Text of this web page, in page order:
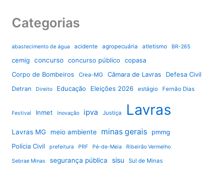
Categorias
abastecimento de água acidente agropecuária atletismo BR-265
cemig concurso concurso público
copasa
Corpo de Bombeiros
Crea-MG Câmara de Lavras Defesa Civil
Detran Direito Educação Eleições 2026 estágio Fernão Dias
Festival Inmet Inovação ipva Justiça Lavras
Lavras MG meio ambiente minas gerais
pmmg
Polícia Civil
prefeitura PRF Pé-de-Meia Ribeirão Vermelho
Sebrae Minas segurança pública sisu Sul de Minas